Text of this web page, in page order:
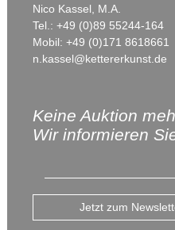
Nico Kassel, M.A.
Tel.: +49 (0)89 55244-164
Mobil: +49 (0)171 8618661
n.kassel@kettererkunst.de
Keine Auktion
Wir informieren
Jetzt zum